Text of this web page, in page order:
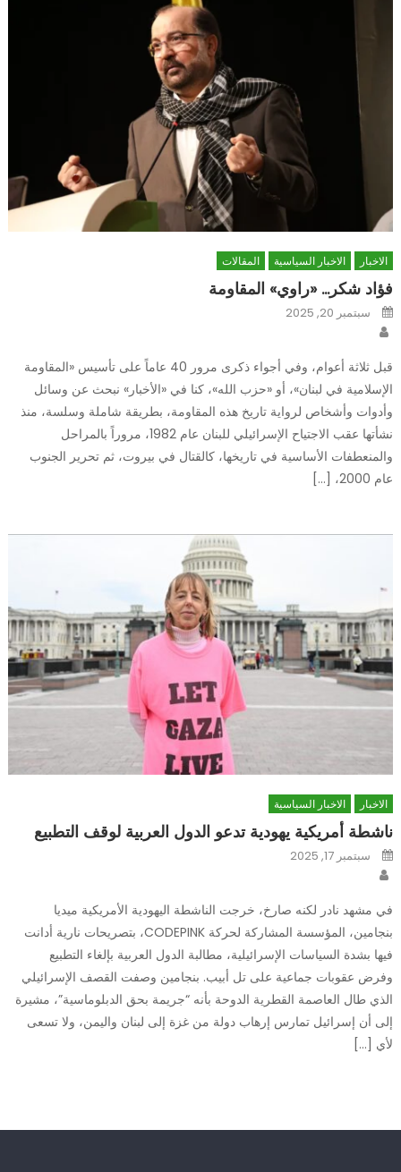
الاخبار الاخبار السياسية المقالات
فؤاد شكر… «راوي» المقاومة
Posted
onسبتمبر 20, 2025
قبل ثلاثة أعوام، وفي أجواء ذكرى مرور 40 عاماً على تأسيس «المقاومة
الإسلامية في لبنان»، أو «حزب الله»، كنا في «الأخبار» نبحث عن وسائل
وأدوات وأشخاص لرواية تاريخ هذه المقاومة، بطريقة شاملة وسلسة، منذ
نشأتها عقب الاجتياح الإسرائيلي للبنان عام 1982، مروراً بالمراحل
والمنعطفات الأساسية في تاريخها، كالقتال في بيروت، ثم تحرير الجنوب
عام 2000، […]
الاخبار الاخبار السياسية
ناشطة أمريكية يهودية تدعو الدول العربية لوقف التطبيع
Posted
onسبتمبر 17, 2025
في مشهد نادر لكنه صارخ، خرجت الناشطة اليهودية الأمريكية ميديا
بنجامين، المؤسسة المشاركة لحركة CODEPINK، بتصريحات نارية أدانت
فيها بشدة السياسات الإسرائيلية، مطالبة الدول العربية بإلغاء التطبيع
وفرض عقوبات جماعية على تل أبيب. بنجامين وصفت القصف الإسرائيلي
الذي طال العاصمة القطرية الدوحة بأنه “جريمة بحق الدبلوماسية”، مشيرة
إلى أن إسرائيل تمارس إرهاب دولة من غزة إلى لبنان واليمن، ولا تسعى
لأي […]